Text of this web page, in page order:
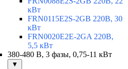
кВт
FRN0115E2S-2GB 220В, 30
кВт
FRN0020E2E-2GA 220В,
5,5 кВт
380-480 В, 3 фазы, 0,75-11 кВт
▼